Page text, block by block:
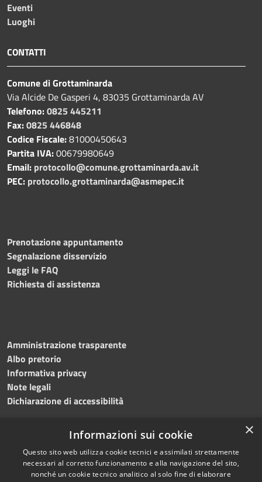
Eventi
Luoghi
CONTATTI
Comune di Grottaminarda
Via Alcide De Gasperi 4, 83035 Grottaminarda AV
Telefono:0825 445211
Fax:0825 446848
Codice Fiscale:81000450643
Partita IVA:00679980649
Email: protocollo@comune.grottaminarda.av.it
PEC: protocollo.grottaminarda@asmepec.it
Prenotazione appuntamento
Segnalazione disservizio
Leggi le FAQ
Richiesta di assistenza
Amministrazione trasparente
Albo pretorio
Informativa privacy
Note legali
Dichiarazione di accessibilità
RSS
Accessibilità
Copyright © 2024 •
Comune diGrottaminarda
×
Informazioni sui cookie
Questo sito web utilizza cookie tecnici e assimilati strettamente
necessari al corretto funzionamento e alla navigazione del sito,
nonché un cookie tecnico analitico al solo fine di elaborare